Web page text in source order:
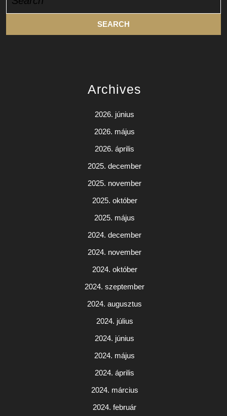
for:
Archives
2026. június
2026. május
2026. április
2025. december
2025. november
2025. október
2025. május
2024. december
2024. november
2024. október
2024. szeptember
2024. augusztus
2024. július
2024. június
2024. május
2024. április
2024. március
2024. február